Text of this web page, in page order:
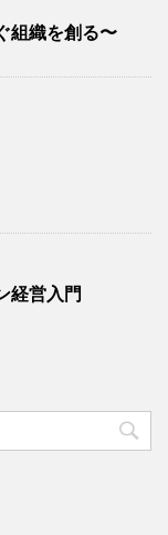
組織を創る〜
経営入門